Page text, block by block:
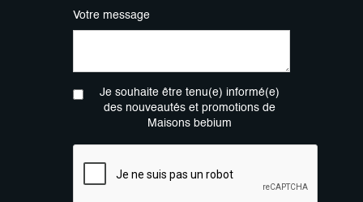
Votre message
Je souhaite être tenu(e) informé(e)
des nouveautés et promotions de
Maisons bebium